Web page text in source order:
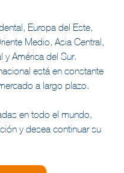
Europa del Este,
Medio, Asia Central,
y América del Sur.
está en constante
a largo plazo.
en todo el mundo,
y desea continuar su